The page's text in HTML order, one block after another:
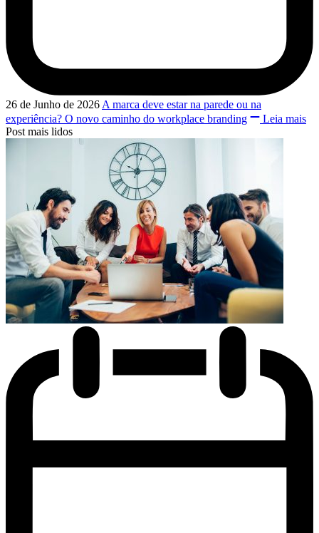
26 de Junho de 2026 A marca deve estar na parede ou na
experiência? O novo caminho do workplace branding
Leia mais
Post mais lidos